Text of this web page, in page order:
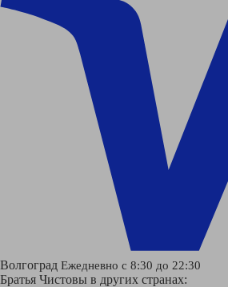
Волгоград Ежедневно с 8:30 до 22:30
Братья Чистовы в других странах: